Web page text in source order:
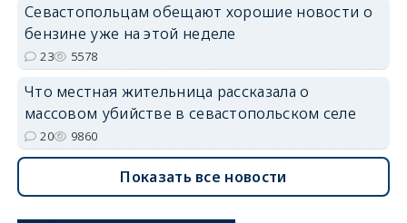
Севастопольцам обещают хорошие новости о
бензине уже на этой неделе
23 5578
Что местная жительница рассказала о
массовом убийстве в севастопольском селе
20 9860
Показать все новости